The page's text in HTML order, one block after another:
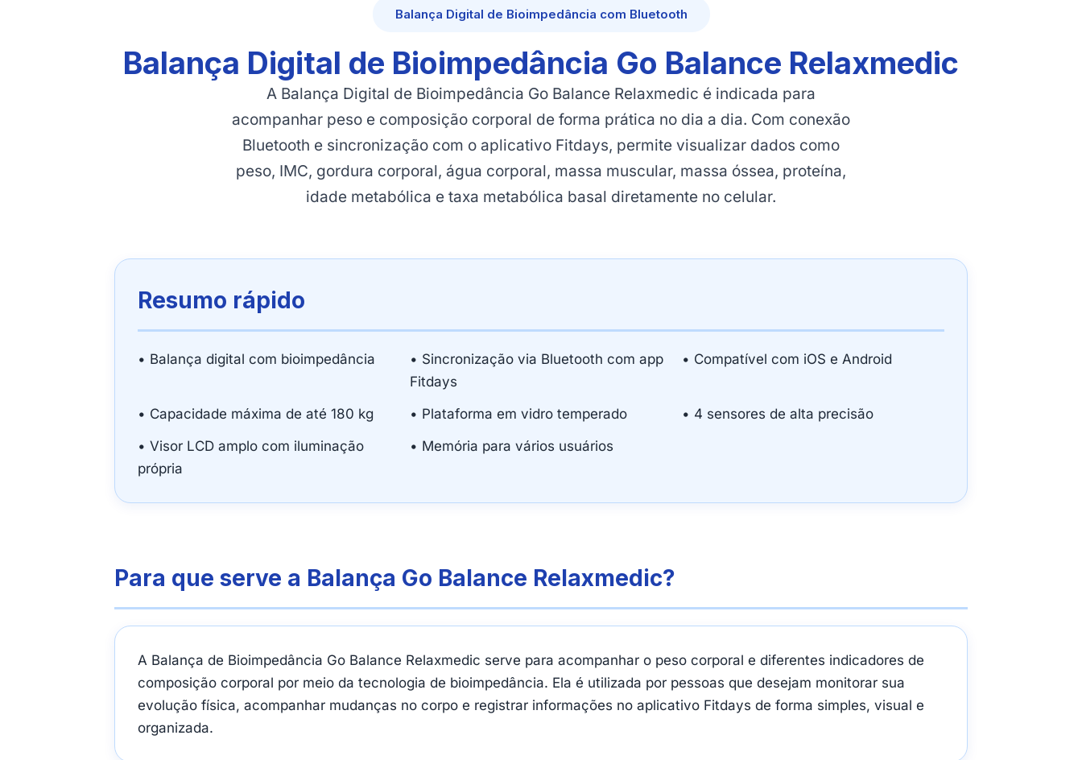
Balança Digital de Bioimpedância com Bluetooth
Balança Digital de Bioimpedância Go Balance Relaxmedic
A Balança Digital de Bioimpedância Go Balance Relaxmedic é indicada para
acompanhar peso e composição corporal de forma prática no dia a dia. Com conexão
Bluetooth e sincronização com o aplicativo Fitdays, permite visualizar dados como
peso, IMC, gordura corporal, água corporal, massa muscular, massa óssea, proteína,
idade metabólica e taxa metabólica basal diretamente no celular.
Resumo rápido
• Balança digital com bioimpedância
• Sincronização via Bluetooth com app
Fitdays
• Compatível com iOS e Android
• Capacidade máxima de até 180 kg • Plataforma em vidro temperado
• 4 sensores de alta precisão
• Visor LCD amplo com iluminação
própria
• Memória para vários usuários
Para que serve a Balança Go Balance Relaxmedic?
A Balança de Bioimpedância Go Balance Relaxmedic serve para acompanhar o peso corporal e diferentes indicadores de
composição corporal por meio da tecnologia de bioimpedância. Ela é utilizada por pessoas que desejam monitorar sua
evolução física, acompanhar mudanças no corpo e registrar informações no aplicativo Fitdays de forma simples, visual e
organizada.